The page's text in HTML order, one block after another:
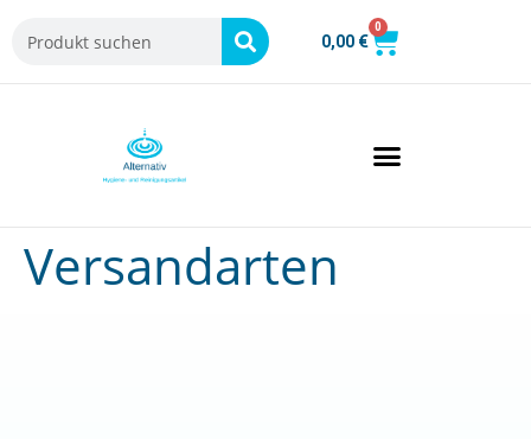
0,00 €
0
Versandarten